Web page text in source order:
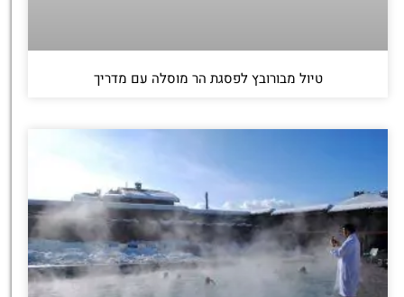
טיול מבורובץ לפסגת הר מוסלה עם מדריך